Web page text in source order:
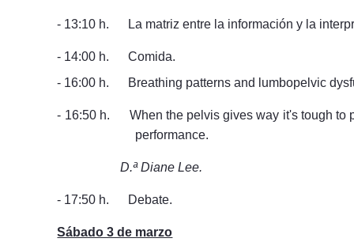
- 13:10 h. La matriz entre la información y la
- 14:00 h. Comida.
- 16:00 h. Breathing patterns and lumbopelvic
- 16:50 h. When the pelvis gives way it's tough to
performance.
D.ª Diane Lee.
- 17:50 h. Debate.
Sábado 3 de marzo